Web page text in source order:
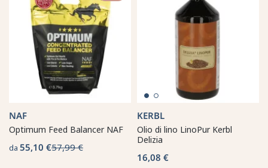
NAF
Optimum Feed Balancer NAF
da 55,10 €57,99 €
KERBL
Olio di lino LinoPur Kerbl
Delizia
16,08 €